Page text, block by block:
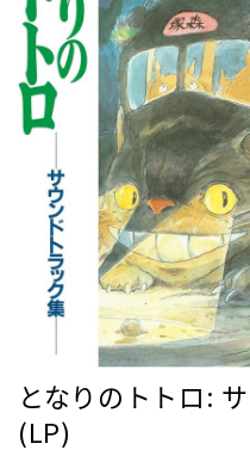
となりのトトロ:
(LP)